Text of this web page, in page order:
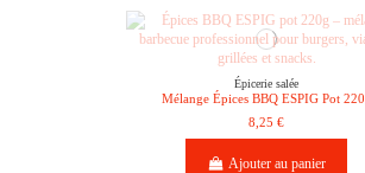
Épicerie salée
Mélange Épices BBQ ESPIG Pot
8,25 €
Ajouter au panier